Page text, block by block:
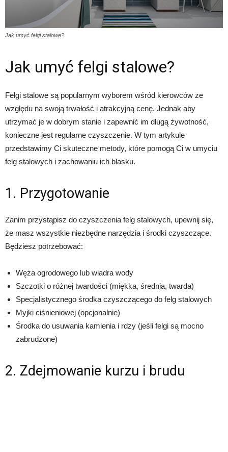
Jak umyć felgi stalowe?
Jak umyć felgi stalowe?
Felgi stalowe są popularnym wyborem wśród kierowców ze
względu na swoją trwałość i atrakcyjną cenę. Jednak aby
utrzymać je w dobrym stanie i zapewnić im długą żywotność,
konieczne jest regularne czyszczenie. W tym artykule
przedstawimy Ci skuteczne metody, które pomogą Ci w umyciu
felg stalowych i zachowaniu ich blasku.
1. Przygotowanie
Zanim przystąpisz do czyszczenia felg stalowych, upewnij się,
że masz wszystkie niezbędne narzędzia i środki czyszczące.
Będziesz potrzebować:
Węża ogrodowego lub wiadra wody
Szczotki o różnej twardości (miękka, średnia, twarda)
Specjalistycznego środka czyszczącego do felg stalowych
Myjki ciśnieniowej (opcjonalnie)
Środka do usuwania kamienia i rdzy (jeśli felgi są mocno
zabrudzone)
2. Zdejmowanie kurzu i brudu